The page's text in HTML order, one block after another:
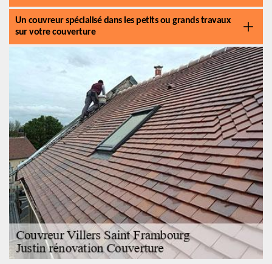
Un couvreur spécialisé dans les petits ou grands travaux
sur votre couverture